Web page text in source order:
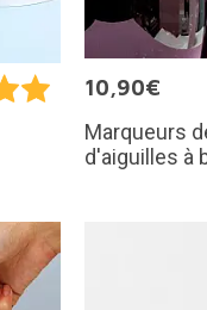
10,90€
Marqueurs
d'aiguilles à